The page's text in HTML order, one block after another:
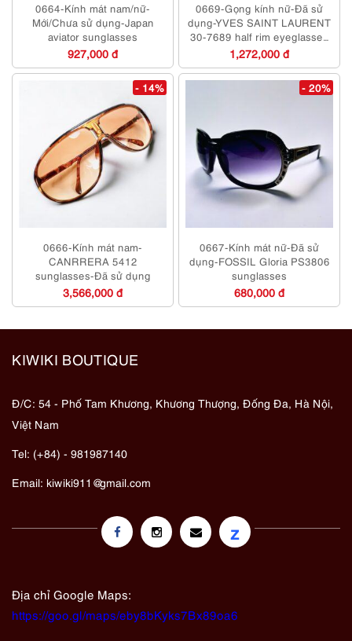
0664-Kính mát nam/nữ-
Mới/Chưa sử dụng-Japan
aviator sunglasses
927,000 đ
0669-Gọng kính nữ-Đã sử
dụng-YVES SAINT LAURENT
30-7689 half rim eyeglasses
frame
1,272,000 đ
- 14%
0666-Kính mát nam-
CANRRERA 5412
sunglasses-Đã sử dụng
3,566,000 đ
- 20%
0667-Kính mát nữ-Đã sử
dụng-FOSSIL Gloria PS3806
sunglasses
680,000 đ
KIWIKI BOUTIQUE
Đ/C: 54 - Phố Tam Khương, Khương Thượng, Đống Đa, Hà Nội,
Việt Nam
Tel: (+84) - 981987140
Email: kiwiki911@gmail.com
z
Địa chỉ Google Maps:
https://goo.gl/maps/eby8bKyks7Bx89oa6